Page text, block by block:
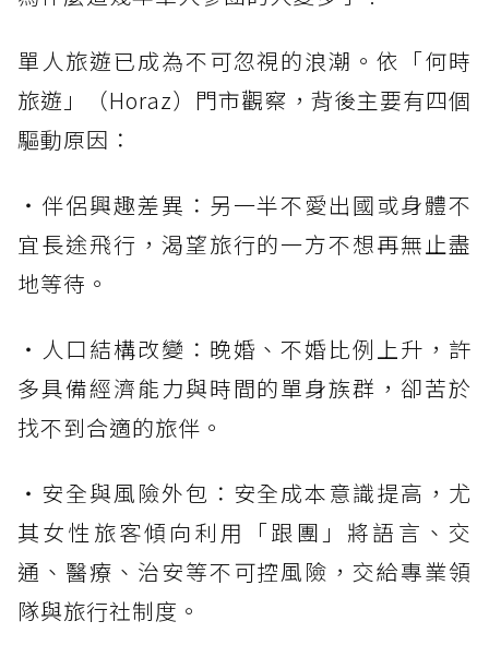
單人旅遊已成為不可忽視的浪潮。依「何時
旅遊」（Horaz）門市觀察，背後主要有四個
驅動原因：
・伴侶興趣差異：另一半不愛出國或身體不
宜長途飛行，渴望旅行的一方不想再無止盡
地等待。
・人口結構改變：晚婚、不婚比例上升，許
多具備經濟能力與時間的單身族群，卻苦於
找不到合適的旅伴。
・安全與風險外包：安全成本意識提高，尤
其女性旅客傾向利用「跟團」將語言、交
通、醫療、治安等不可控風險，交給專業領
隊與旅行社制度。